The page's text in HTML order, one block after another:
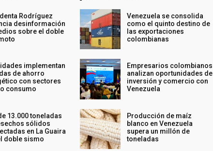
Rodríguez
desinformación
sobre el doble
implementan
de ahorro
con sectores
consumo
13.000 toneladas
sólidos
en La Guaira
doble sismo
Venezuela se consolida
como el quinto destino de
las exportaciones
colombianas
Empresarios colombianos
analizan oportunidades de
inversión y comercio con
Venezuela
Producción de maíz
blanco en Venezuela
supera un millón de
toneladas